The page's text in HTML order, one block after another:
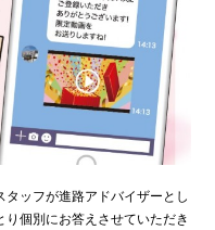
タッフが進路アドバイザーとし
り個別にお答えさせていただき